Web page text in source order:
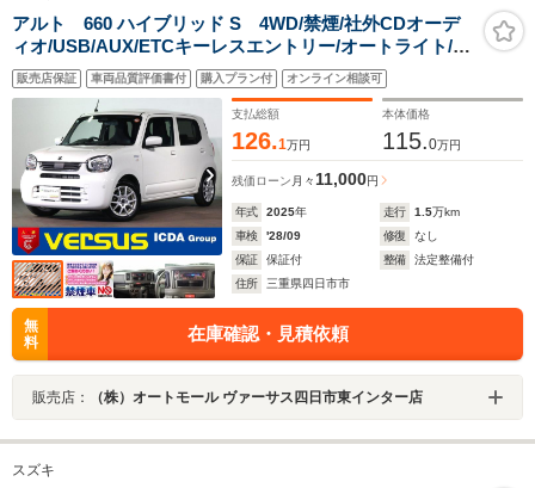
アルト 660 ハイブリッド S 4WD/禁煙/社外CDオーデ
ィオ/USB/AUX/ETCキーレスエントリー/オートライト/オ
ートハイビーム/パーキングセンサー/シートヒーター/デュ
アルカメラブレーキサポートII/社外14インチアルミ
販売店保証 車両品質評価書付 購入プラン付 オンライン相談可
支払総額
126.1万円
本体価格
115.0万円
残価ローン 月々 11,000円
年式 2025年 走行 1.5万km
車検
'28/09 修復
なし
保証
保証付 整備
法定整備付
住所
三重県四日市市
無
料
在庫確認・見積依頼
販売店： （株）オートモール ヴァーサス四日市東インター店
スズキ